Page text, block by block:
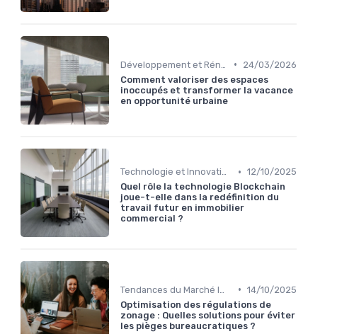
•
24/03/2026
Comment valoriser des espaces
inoccupés et transformer la vacance
en opportunité urbaine
Technologie et Innovation en Gestion Immobilière • 12/10/2025
Quel rôle la technologie Blockchain
joue-t-elle dans la redéfinition du
travail futur en immobilier
commercial ?
• 14/10/2025
Optimisation des régulations de
zonage : Quelles solutions pour éviter
les pièges bureaucratiques ?